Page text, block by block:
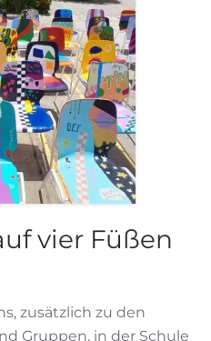
vier Füßen
zusätzlich zu den
Gruppen, in der Schule